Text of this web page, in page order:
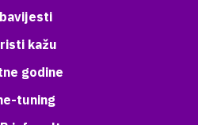
kažu
godine
tuning